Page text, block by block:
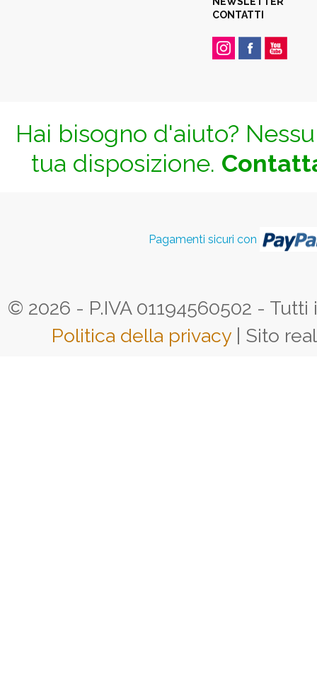
CONTATTI
Hai bisogno d'aiuto?
tua disposizione.
Pagamenti sicuri con
© 2026 - P.IVA 01194560502 -
Politica della privacy | Sito